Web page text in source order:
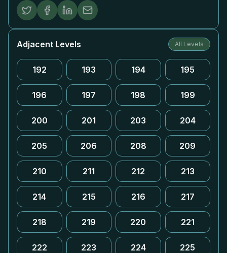
Adjacent Levels All Levels
192 193 194 195
196 197 198 199
200 201 203 204
205 206 208 209
210 211 212 213
214 215 216 217
218 219 220 221
222 223 224 225